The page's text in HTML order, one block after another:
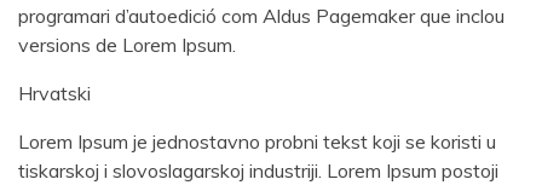
programari d’autoedició com Aldus Pagemaker que inclou
versions de Lorem Ipsum.
Hrvatski
Lorem Ipsum je jednostavno probni tekst koji se koristi u
tiskarskoj i slovoslagarskoj industriji. Lorem Ipsum postoji